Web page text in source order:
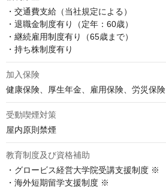
・交通費支給（当社規定による）
・退職金制度有り（定年：60歳）
・継続雇用制度有り（65歳まで）
・持ち株制度有り
加入保険
健康保険、厚生年金、雇用保険、労災保険
受動喫煙対策
屋内原則禁煙
教育制度及び資格補助
・グロービス経営大学院受講支援制度 ※
・海外短期留学支援制度 ※